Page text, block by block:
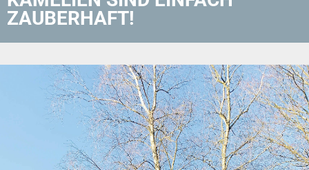
ZAUBERHAFT!